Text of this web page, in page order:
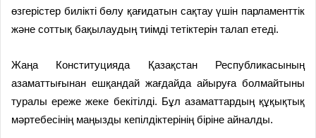
өзгерістер билікті бөлу қағидатын сақтау үшін парламенттік
және соттық бақылаудың тиімді тетіктерін талап етеді.
Жаңа Конституцияда Қазақстан Рес­публикасының
азаматтығынан ешқандай жағдайда айыруға болмайтыны
туралы ереже жеке бекітілді. Бұл азаматтардың құқықтық
мәртебесінің маңызды кепілдіктерінің біріне айналды.